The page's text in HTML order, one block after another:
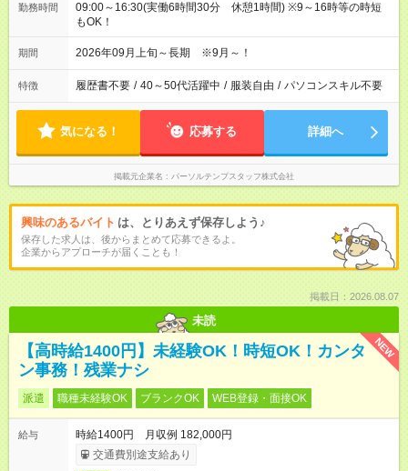
勤務時間
09:00～16:30(実働6時間30分 休憩1時間) ※9～16時等の時短
もOK！
期間 2026年09月上旬～長期 ※9月～！
特徴 履歴書不要 / 40～50代活躍中 / 服装自由 / パソコンスキル不要
気になる！ 応募する 詳細へ
掲載元企業名 パーソルテンプスタッフ株式会社
興味のあるバイト は、とりあえず保存しよう♪
保存した求人は、後からまとめて応募できるよ。
企業からアプローチが届くことも！
掲載日：2026.08.07
未読
NEW
【高時給1400円】未経験OK！時短OK！カンタ
ン事務！残業ナシ
派遣 職種未経験OK ブランクOK WEB登録・面接OK
給与
時給1400円 月収例 182,000円
交通費別途支給あり